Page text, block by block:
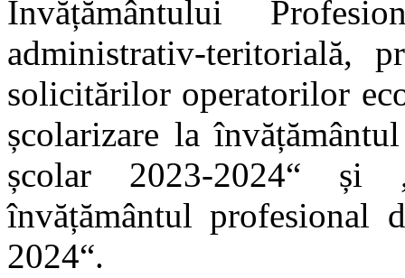
Învățământului
administrativ-teritorială,
solicitărilor operatorilor
școlarizare la
școlar 2023-2024“ și
învățământul profesional
2024“.